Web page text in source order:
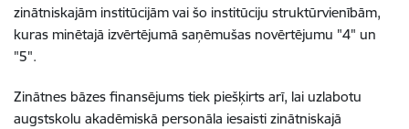
zinātniskajām institūcijām vai šo institūciju struktūrvienībām,
kuras minētajā izvērtējumā saņēmušas novērtējumu "4" un
"5".
Zinātnes bāzes finansējums tiek piešķirts arī, lai uzlabotu
augstskolu akadēmiskā personāla iesaisti zinātniskajā